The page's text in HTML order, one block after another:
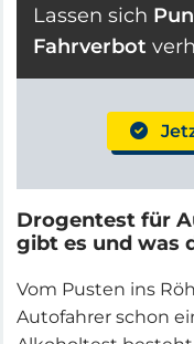
Lassen sich
Fahrverbot
Drogentest für
gibt es und was
Vom Pusten ins
Autofahrer schon